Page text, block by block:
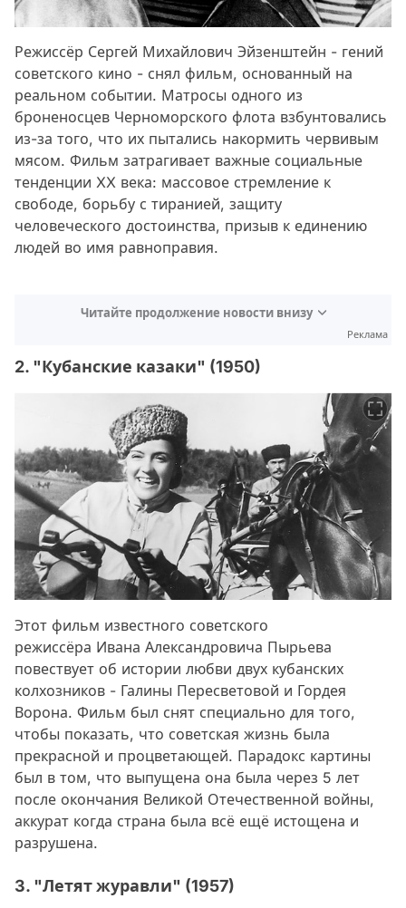
Режиссёр Сергей Михайлович Эйзенштейн - гений
советского кино - снял фильм, основанный на
реальном событии. Матросы одного из
броненосцев Черноморского флота взбунтовались
из-за того, что их пытались накормить червивым
мясом. Фильм затрагивает важные социальные
тенденции XX века: массовое стремление к
свободе, борьбу с тиранией, защиту
человеческого достоинства, призыв к единению
людей во имя равноправия.
Читайте продолжение новости внизу
Реклама
2. "Кубанские казаки" (1950)
Этот фильм известного советского
режиссёра Ивана Александровича Пырьева
повествует об истории любви двух кубанских
колхозников - Галины Пересветовой и Гордея
Ворона. Фильм был снят специально для того,
чтобы показать, что советская жизнь была
прекрасной и процветающей. Парадокс картины
был в том, что выпущена она была через 5 лет
после окончания Великой Отечественной войны,
аккурат когда страна была всё ещё истощена и
разрушена.
3. "Летят журавли" (1957)